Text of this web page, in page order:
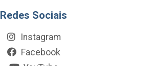
Redes Sociais
Instagram
Facebook